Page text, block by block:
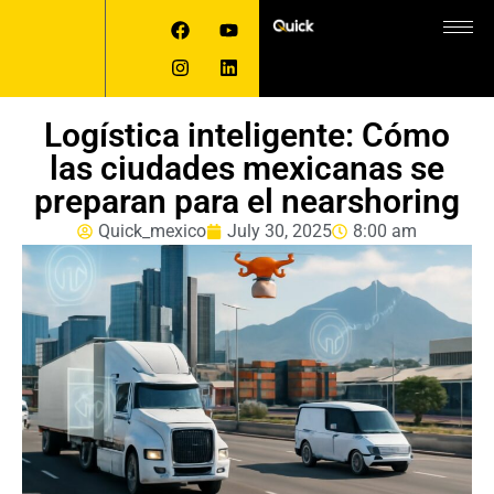
Logística inteligente: Cómo
las ciudades mexicanas se
preparan para el nearshoring
Quick_mexico July 30, 2025 8:00 am